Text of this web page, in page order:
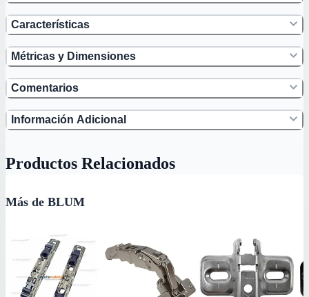
Características
Métricas y Dimensiones
Comentarios
Información Adicional
Productos Relacionados
Más de BLUM